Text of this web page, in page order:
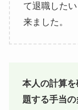
て退職した
来ました。
本人の計算
題する手当